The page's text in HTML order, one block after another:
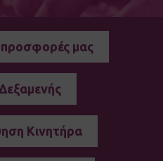
προσφορές μας
Κινητήρα